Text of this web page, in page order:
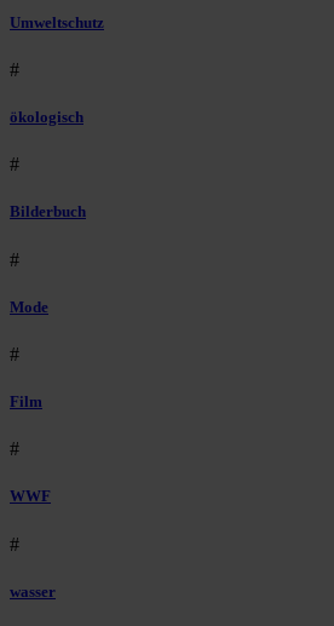
Umweltschutz
#
ökologisch
#
Bilderbuch
#
Mode
#
Film
#
WWF
#
wasser